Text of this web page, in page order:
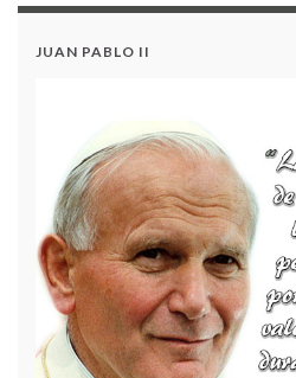
BIENESTAR
Escolares – Vigencia 2026
Regreso a Clases
Inducción)
PROYECTO PESCC 2023
JUAN PABLO II